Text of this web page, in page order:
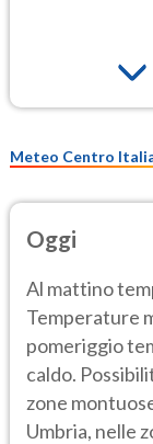
Meteo Centro
Oggi
Al mattino
Temperature
pomeriggio
caldo.
zone
Umbria, nelle